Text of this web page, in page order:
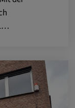
id, yt-